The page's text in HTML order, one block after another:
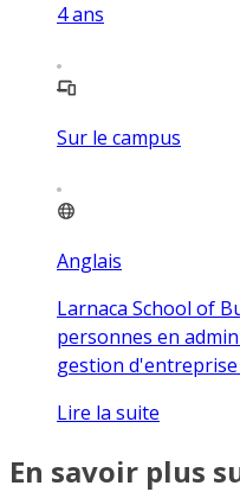
4ans
Sur le campus
Anglais
Larnaca School of
personnes en
gestion
Lire la suite
En savoir plus